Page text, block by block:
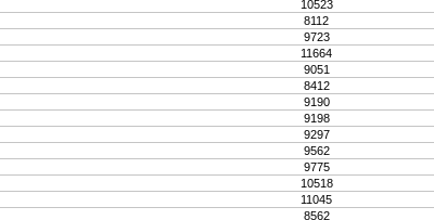
10523
8112
9723
11664
9051
8412
9190
9198
9297
9562
9775
10518
11045
8562